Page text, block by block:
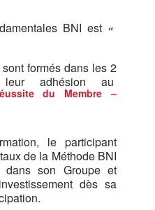
BNI est «
formés dans les 2
adhésion au
du Membre –
le participant
de la Méthode BNI
dans son Groupe et
dès sa